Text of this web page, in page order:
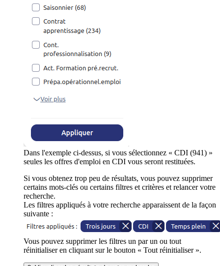
Dans l'exemple ci-dessus, si vous sélectionnez « CDI (941) »
seules les offres d'emploi en CDI vous seront restituées.
Si vous obtenez trop peu de résultats, vous pouvez supprimer
certains mots-clés ou certains filtres et critères et relancer votre
recherche.
Les filtres appliqués à votre recherche apparaissent de la façon
suivante :
Vous pouvez supprimer les filtres un par un ou tout
réinitialiser en cliquant sur le bouton « Tout réinitialiser ».